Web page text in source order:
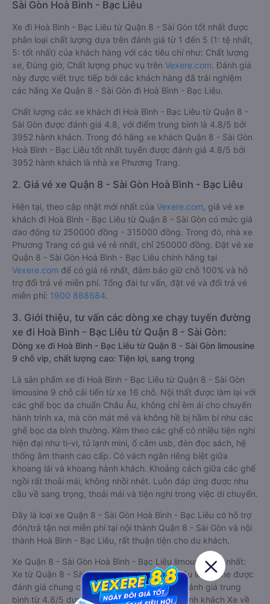
Sài Gòn Hoà Bình - Bạc Liêu
Xe đi Hoà Bình - Bạc Liêu từ Quận 8 - Sài Gòn tốt nhất được
phân loại chất lượng dựa trên đánh giá từ 1 đến 5 (1: tệ nhất,
5: tốt nhất) của khách hàng với các tiêu chí như: Chất lượng
xe, Đúng giờ, Chất lượng phục vụ trên Vexere.com. Đánh giá
này được viết trực tiếp bởi các khách hàng đã trải nghiệm
các hãng Xe Quận 8 - Sài Gòn đi Hoà Bình - Bạc Liêu.
Chất lượng các xe khách đi Hoà Bình - Bạc Liêu từ Quận 8 -
Sài Gòn được đánh giá 4.8, với điểm trung bình là 4.8/5 bởi
3952 hành khách. Trong đó hãng xe khách Quận 8 - Sài Gòn
Hoà Bình - Bạc Liêu tốt nhất tuyến được đánh giá 4.8/5 bởi
3952 hành khách là nhà xe Phương Trang.
2. Giá vé xe Quận 8 - Sài Gòn Hoà Bình - Bạc Liêu
Hiện tại, theo cập nhật mới nhất của Vexere.com , giá vé xe
khách đi Hoà Bình - Bạc Liêu từ Quận 8 - Sài Gòn có mức giá
dao động từ 250000 đồng - 315000 đồng. Trong đó, nhà xe
Phương Trang có giá vé rẻ nhất, chỉ 250000 đồng. Đặt vé xe
Quận 8 - Sài Gòn Hoà Bình - Bạc Liêu chính hãng tại
Vexere.com để có giá rẻ nhất, đảm bảo giữ chỗ 100% và hỗ
trợ đổi trả vé miễn phí. Tổng đài tư vấn, đặt vé và đổi trả vé
miễn phí: 1900 888684.
3. Giới thiệu, tư vấn các dòng xe chạy tuyến đường
xe đi Hoà Bình - Bạc Liêu từ Quận 8 - Sài Gòn:
Dòng xe đi Hoà Bình - Bạc Liêu từ Quận 8 - Sài Gòn limousine
9 chỗ vip, chất lượng cao: Tiện lợi, sang trọng
Là sản phẩm xe đi Hoà Bình - Bạc Liêu từ Quận 8 - Sài Gòn
limousine 9 chỗ cải tiến từ xe 16 chỗ. Nội thất được làm lại với
các ghế bọc da chuẩn Châu Âu, không chỉ êm ái cho chuyến
hành trình xa, mà còn mát mẻ và không hề bị hầm bí như các
ghế bọc da bình thường. Kèm theo các ghế có nhiều tiện nghi
hiện đại như ti-vi, tủ lạnh mini, ổ cắm usb, đèn đọc sách, hệ
thống âm thanh cao cấp. Có vách ngăn riêng biệt giữa
khoang lái và khoang hành khách. Khoảng cách giữa các ghế
ngồi rất thoải mái, không nhồi nhét. Luôn đáp ứng được nhu
cầu về sang trọng, thoải mái và tiện nghi trong việc di chuyển.
Đây là loại xe Quận 8 - Sài Gòn Hoà Bình - Bạc Liêu có hỗ trợ
đón/trả tận nơi miễn phí tại nội thành Quận 8 - Sài Gòn và nội
thành Hoà Bình - Bạc Liêu, rất thuận tiện cho du khách.
Xe Quận 8 - Sài Gòn Hoà Bình - Bạc Liêu limousine tốt nhất:
Xe từ Quận 8 - Sài Gòn đi Hoà Bình - Bạc Liêu limousine được
đánh giá chung có chất lượng Tốt với điểm đánh giá trung
bình từ 4.8/5 dựa trên 3952 phản hồi của hành khách Xe về